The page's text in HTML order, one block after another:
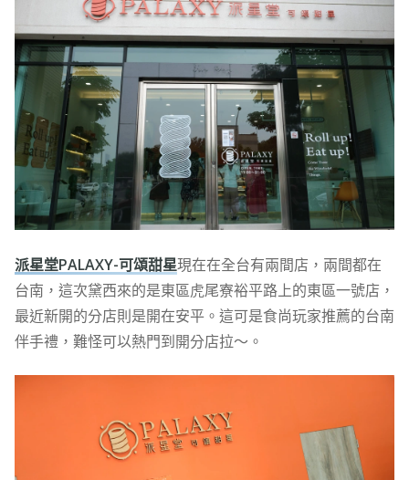
派星堂PALAXY-可頌甜星現在在全台有兩間店，兩間都在
台南，這次黛西來的是東區虎尾寮裕平路上的東區一號店，
最近新開的分店則是開在安平。這可是食尚玩家推薦的台南
伴手禮，難怪可以熱門到開分店拉～。